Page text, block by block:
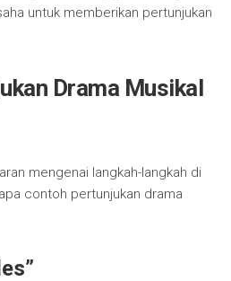
untuk memberikan pertunjukan
Drama Musikal
mengenai langkah-langkah di
contoh pertunjukan drama